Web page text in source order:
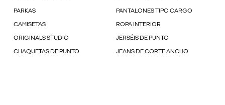
PARKAS PANTALONES TIPO CARGO
CAMISETAS ROPA INTERIOR
ORIGINALS STUDIO JERSÉIS DE PUNTO
CHAQUETAS DE PUNTO JEANS DE CORTE ANCHO